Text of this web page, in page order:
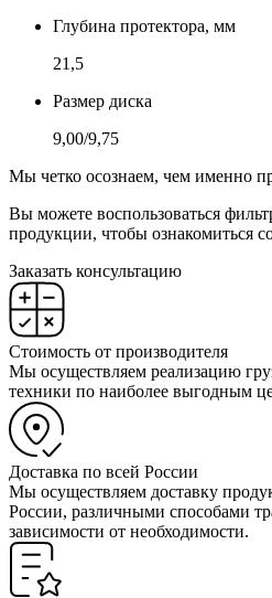
Глубина протектора, мм
21,5
Размер диска
9,00/9,75
Мы четко осознаем, чем именно
Вы можете воспользоваться
продукции, чтобы ознакомиться
Заказать консультацию
Стоимость от производителя
Мы осуществляем реализацию
техники по наиболее выгодным
Доставка по всей России
Мы осуществляем доставку
России, различными способами
зависимости от необходимости.